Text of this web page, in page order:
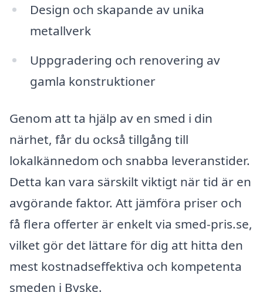
Design och skapande av unika
metallverk
Uppgradering och renovering av
gamla konstruktioner
Genom att ta hjälp av en smed i din
närhet, får du också tillgång till
lokalkännedom och snabba leveranstider.
Detta kan vara särskilt viktigt när tid är en
avgörande faktor. Att jämföra priser och
få flera offerter är enkelt via smed-pris.se,
vilket gör det lättare för dig att hitta den
mest kostnadseffektiva och kompetenta
smeden i Byske.